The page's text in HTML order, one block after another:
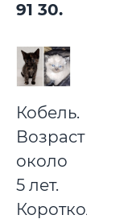
91 30.
Кобель.
Возраст
около
5 лет.
Коротколапик,